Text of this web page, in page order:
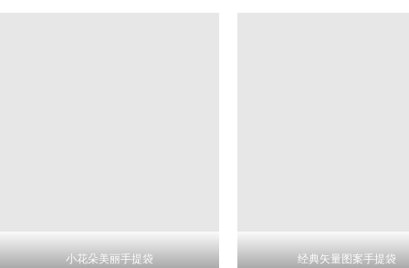
小花朵美丽手提袋 经典矢量图案手提袋